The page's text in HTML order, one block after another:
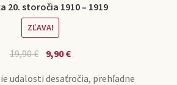
20. storočia 1910 – 1919
ZĽAVA!
19,90€ 9,90€
udalosti desaťročia, prehľadne